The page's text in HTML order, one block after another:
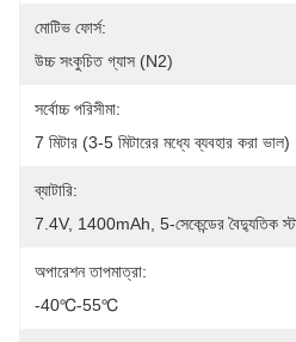
মোটিভ ফোর্স:
উচ্চ সংকুচিত গ্যাস (N2)
সর্বোচ্চ পরিসীমা:
7 মিটার (3-5 মিটারের মধ্যে ব্যবহার করা ভাল)
ব্যাটারি:
7.4V, 1400mAh, 5-সেকেন্ডের বৈদ্যুতিক
অপারেশন তাপমাত্রা:
-40℃-55℃